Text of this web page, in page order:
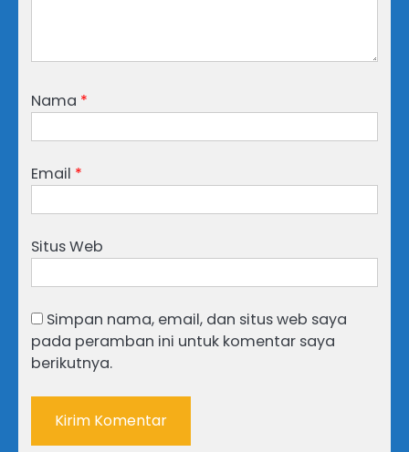
Nama *
Email *
Situs Web
Simpan nama, email, dan situs web saya
pada peramban ini untuk komentar saya
berikutnya.